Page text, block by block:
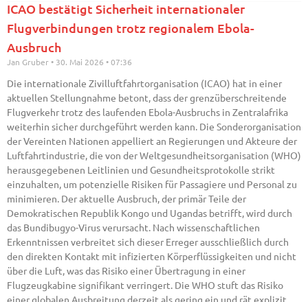
ICAO bestätigt Sicherheit internationaler
Flugverbindungen trotz regionalem Ebola-
Ausbruch
Jan Gruber 30. Mai 2026 07:36
Die internationale Zivilluftfahrtorganisation (ICAO) hat in einer
aktuellen Stellungnahme betont, dass der grenzüberschreitende
Flugverkehr trotz des laufenden Ebola-Ausbruchs in Zentralafrika
weiterhin sicher durchgeführt werden kann. Die Sonderorganisation
der Vereinten Nationen appelliert an Regierungen und Akteure der
Luftfahrtindustrie, die von der Weltgesundheitsorganisation (WHO)
herausgegebenen Leitlinien und Gesundheitsprotokolle strikt
einzuhalten, um potenzielle Risiken für Passagiere und Personal zu
minimieren. Der aktuelle Ausbruch, der primär Teile der
Demokratischen Republik Kongo und Ugandas betrifft, wird durch
das Bundibugyo-Virus verursacht. Nach wissenschaftlichen
Erkenntnissen verbreitet sich dieser Erreger ausschließlich durch
den direkten Kontakt mit infizierten Körperflüssigkeiten und nicht
über die Luft, was das Risiko einer Übertragung in einer
Flugzeugkabine signifikant verringert. Die WHO stuft das Risiko